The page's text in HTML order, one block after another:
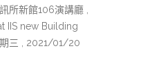
新館106演講廳 ,
IIS new Building
, 2021/01/20